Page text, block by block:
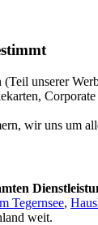
unserer
wir uns um
Tegernsee,
weit.